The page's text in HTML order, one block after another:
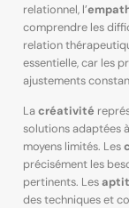
relationnel, l’
comprendre les
relation
essentielle, car les
ajustements
Lacréativité
solutions adaptées
moyens limités. Les
précisément les
pertinents. Les
des techniques et